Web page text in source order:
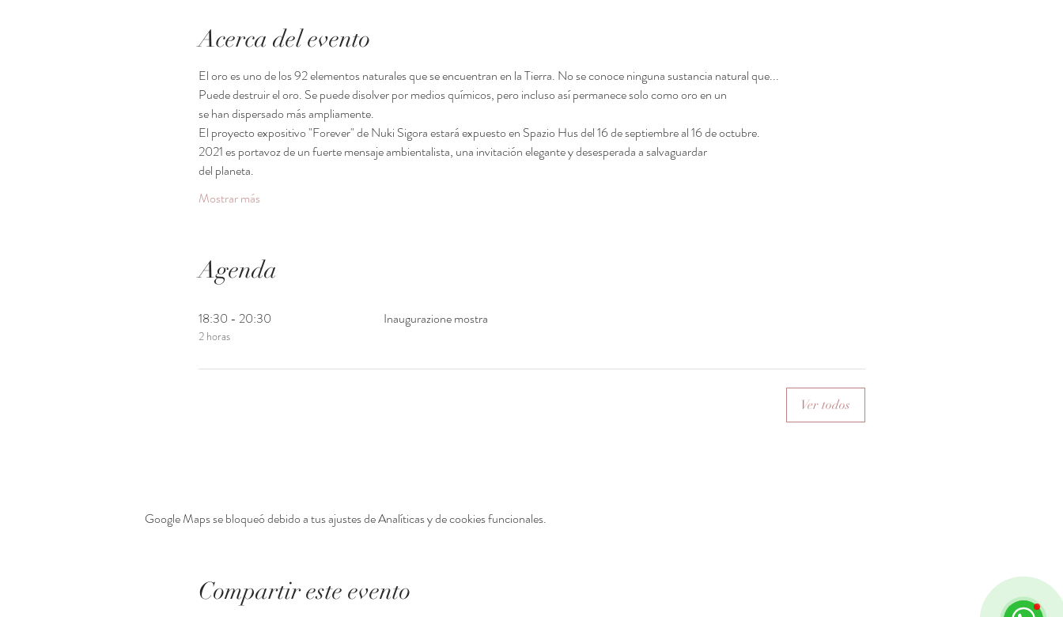
Acerca del evento
El oro es uno de los 92 elementos naturales que se encuentran en la Tierra. No se conoce ninguna sustancia natural que...
Puede destruir el oro. Se puede disolver por medios químicos, pero incluso así permanece solo como oro en un
se han dispersado más ampliamente.
El proyecto expositivo "Forever" de Nuki Sigora estará expuesto en Spazio Hus del 16 de septiembre al 16 de octubre.
2021 es portavoz de un fuerte mensaje ambientalista, una invitación elegante y desesperada a salvaguardar
del planeta.
Mostrar más
Agenda
18:30 - 20:30
2 horas
Inaugurazione mostra
Ver todos
Google Maps se bloqueó debido a tus ajustes de Analíticas y de cookies funcionales.
Compartir este evento